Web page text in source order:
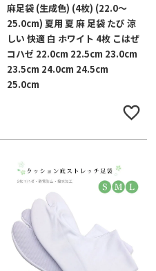
麻足袋 (生成色) (4枚) (22.0～
25.0cm) 夏用 夏 麻 足袋 たび 涼
しい 快適 白 ホワイト 4枚 こはぜ
コハゼ 22.0cm 22.5cm 23.0cm
23.5cm 24.0cm 24.5cm
25.0cm